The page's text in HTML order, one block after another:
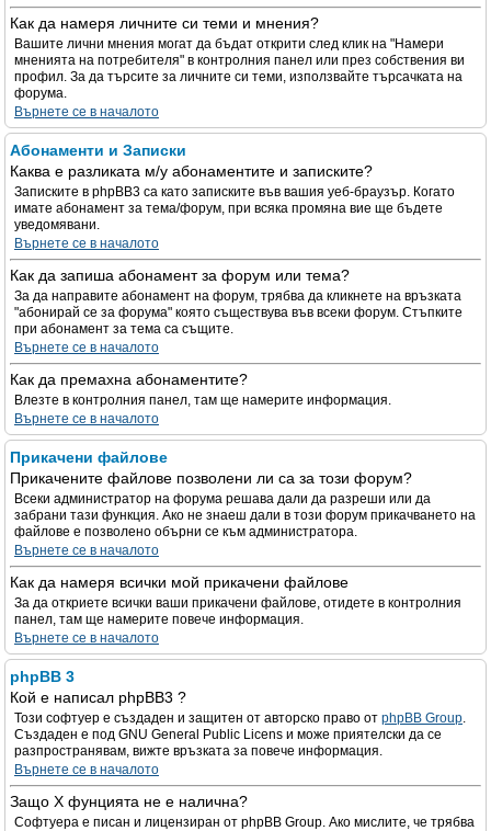
Как да намеря личните си теми и мнения?
Вашите лични мнения могат да бъдат открити след клик на "Намери
мненията на потребителя" в контролния панел или през собствения ви
профил. За да търсите за личните си теми, използвайте търсачката на
форума.
Върнете се в началото
Абонаменти и Записки
Каква е разликата м/у абонаментите и записките?
Записките в phpBB3 са като записките във вашия уеб-браузър. Когато
имате абонамент за тема/форум, при всяка промяна вие ще бъдете
уведомявани.
Върнете се в началото
Как да запиша абонамент за форум или тема?
За да направите абонамент на форум, трябва да кликнете на връзката
"абонирай се за форума" която съществува във всеки форум. Стъпките
при абонамент за тема са същите.
Върнете се в началото
Как да премахна абонаментите?
Влезте в контролния панел, там ще намерите информация.
Върнете се в началото
Прикачени файлове
Прикачените файлове позволени ли са за този форум?
Всеки администратор на форума решава дали да разреши или да
забрани тази функция. Ако не знаеш дали в този форум прикачването на
файлове е позволено обърни се към администратора.
Върнете се в началото
Как да намеря всички мой прикачени файлове
За да откриете всички ваши прикачени файлове, отидете в контролния
панел, там ще намерите повече информация.
Върнете се в началото
phpBB 3
Кой е написал phpBB3 ?
Този софтуер е създаден и защитен от авторско право от phpBB Group.
Създаден е под GNU General Public Licens и може приятелски да се
разпространявам, вижте връзката за повече информация.
Върнете се в началото
Защо X фунцията не е налична?
Софтуера е писан и лицензиран от phpBB Group. Ако мислите, че трябва